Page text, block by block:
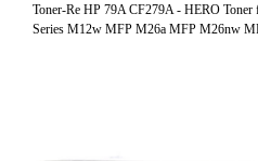
Toner-Re HP 79A CF279A - HERO
Series M12w MFP M26a MFP M26nw